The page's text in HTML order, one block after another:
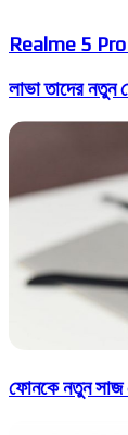
Realme 5
লাভা তাদের
ফোনকে নতুন সাজ